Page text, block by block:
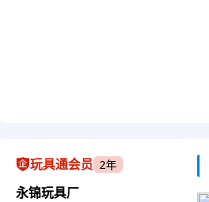
玩具通会员 2年
永锦玩具厂